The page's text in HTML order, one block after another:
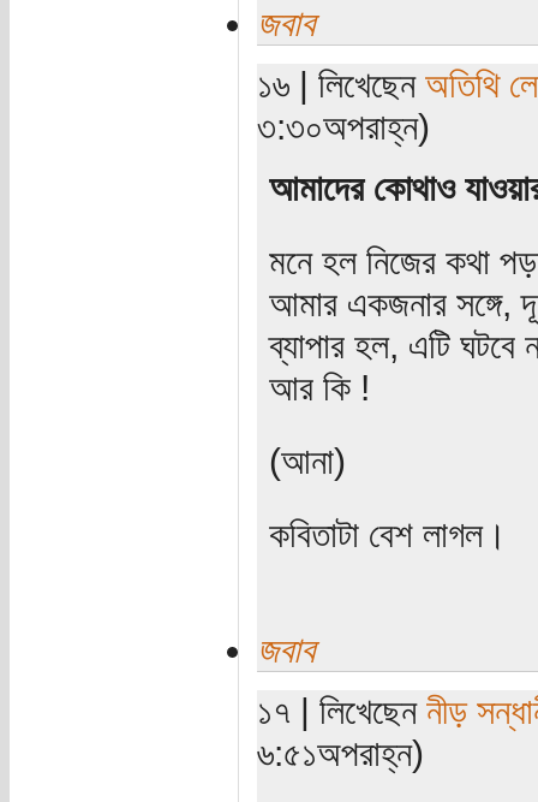
জবাব
১৬ | লিখেছেন অতিথি
৩:৩০অপরাহ্ন)
আমাদের কোথাও
মনে হল নিজের কথা
আমার একজনার সঙ্গে,
ব্যাপার হল, এটি ঘটবে
আর কি !
(আনা)
কবিতাটা বেশ লাগল।
জবাব
১৭ | লিখেছেন নীড়
৬:৫১অপরাহ্ন)